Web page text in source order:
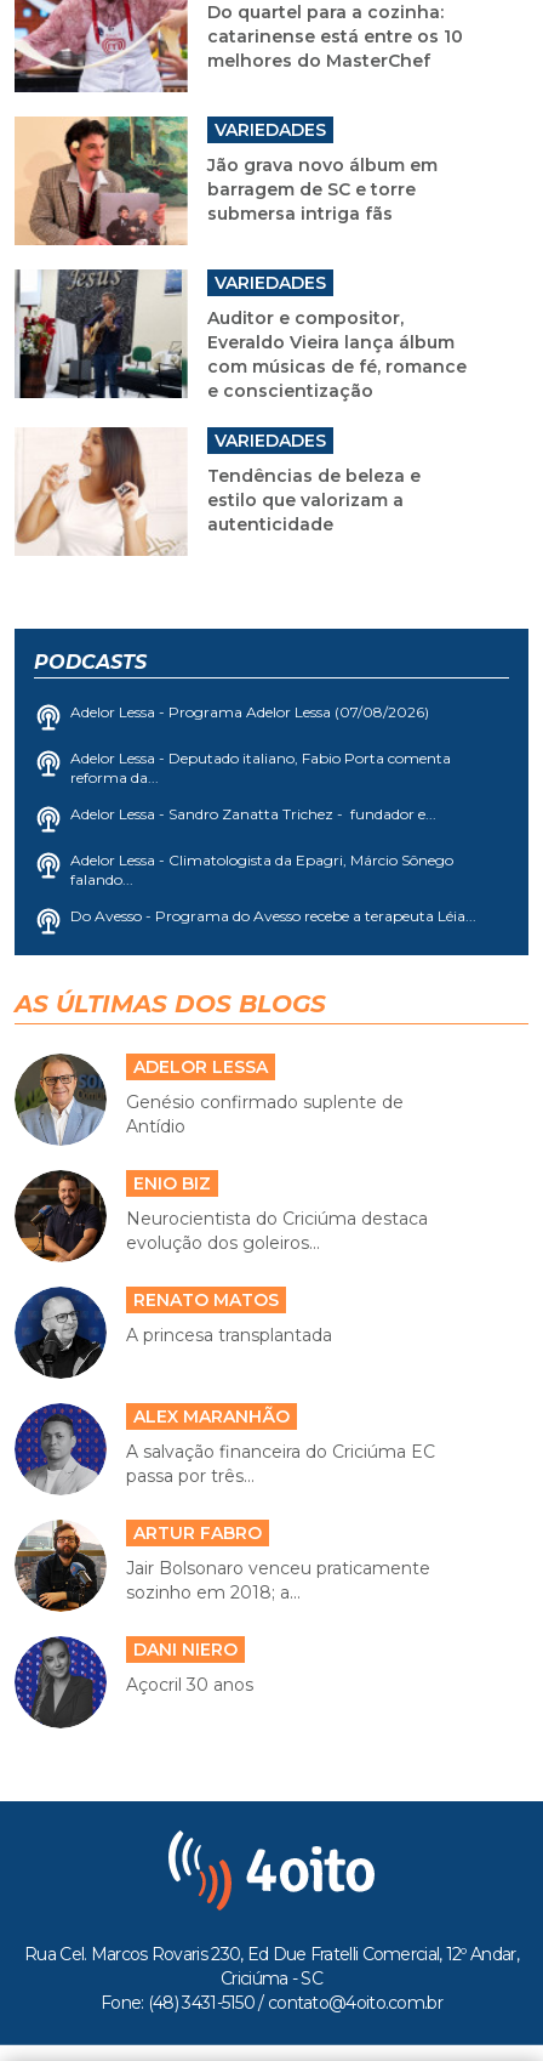
Do quartel para a cozinha:
catarinense está entre os 10
melhores do MasterChef
VARIEDADES
Jão grava novo álbum em
barragem de SC e torre
submersa intriga fãs
VARIEDADES
Auditor e compositor,
Everaldo Vieira lança álbum
com músicas de fé, romance
e conscientização
VARIEDADES
Tendências de beleza e
estilo que valorizam a
autenticidade
PODCASTS
Adelor Lessa - Programa Adelor Lessa (07/08/2026)
Adelor Lessa - Deputado italiano, Fabio Porta comenta
reforma da...
Adelor Lessa - Sandro Zanatta Trichez - fundador e...
Adelor Lessa - Climatologista da Epagri, Márcio Sônego
falando...
Do Avesso - Programa do Avesso recebe a terapeuta Léia...
AS ÚLTIMAS DOS BLOGS
ADELOR LESSA
Genésio confirmado suplente de
Antídio
ENIO BIZ
Neurocientista do Criciúma destaca
evolução dos goleiros...
RENATO MATOS
A princesa transplantada
ALEX MARANHÃO
A salvação financeira do Criciúma EC
passa por três...
ARTUR FABRO
Jair Bolsonaro venceu praticamente
sozinho em 2018; a...
DANI NIERO
Açocril 30 anos
Rua Cel. Marcos Rovaris 230, Ed Due Fratelli Comercial, 12º Andar,
Criciúma - SC
Fone: (48) 3431-5150 / contato@4oito.com.br